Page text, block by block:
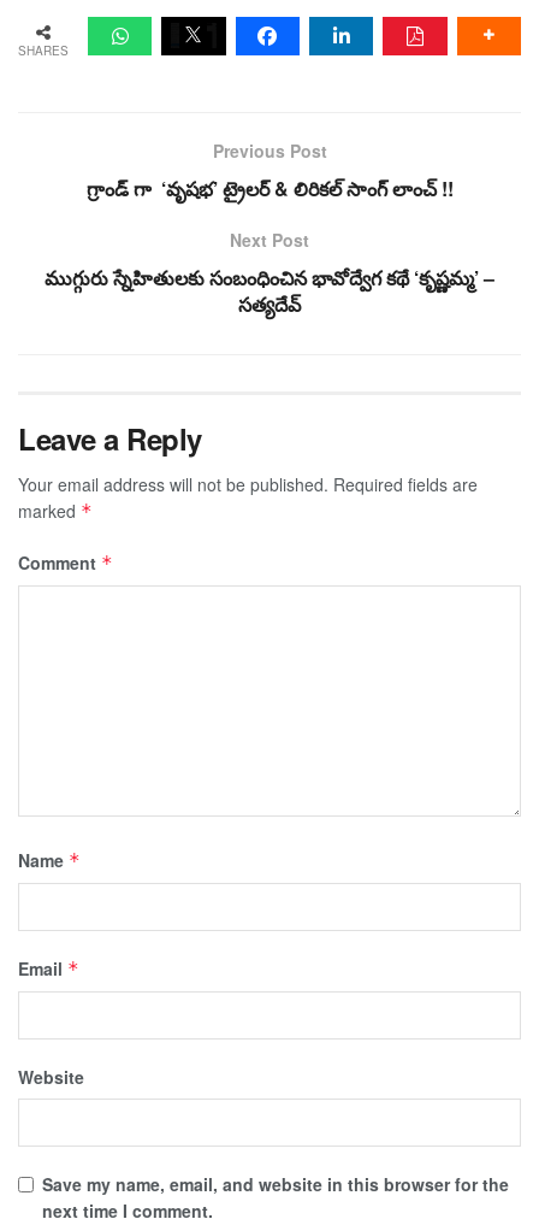
SHARES
Previous Post
గ్రాండ్ గా ‘వృష‌భ’ ట్రైల‌ర్ & లిరికల్ సాంగ్ లాంచ్ !!
Next Post
ముగ్గురు స్నేహితులకు సంబంధించిన భావోద్వేగ కథే ‘కృష్ణమ్మ’ –
సత్యదేవ్
Leave a Reply
Your email address will not be published. Required fields are
marked *
Comment *
Name *
Email *
Website
Save my name, email, and website in this browser for the
next time I comment.